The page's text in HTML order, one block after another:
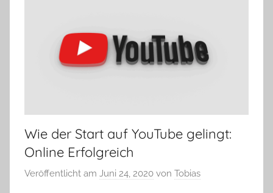
Wie der Start auf YouTube gelingt:
Online Erfolgreich
Veröffentlicht am Juni 24, 2020 von Tobias